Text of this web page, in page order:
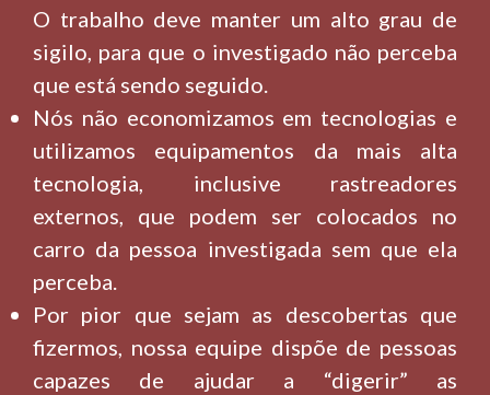
O trabalho deve manter um alto grau de
sigilo, para que o investigado não perceba
que está sendo seguido.
Nós não economizamos em tecnologias e
utilizamos equipamentos da mais alta
tecnologia, inclusive rastreadores
externos, que podem ser colocados no
carro da pessoa investigada sem que ela
perceba.
Por pior que sejam as descobertas que
fizermos, nossa equipe dispõe de pessoas
capazes de ajudar a “digerir” as